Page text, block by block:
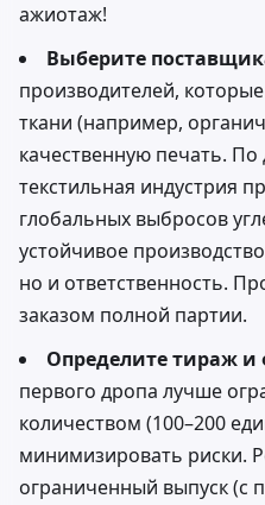
ажиотаж!
Выберите
производителей,
ткани (например,
качественную печать. По
текстильная индустрия
глобальных выбросов
устойчивое
но и ответственность.
заказом полной партии.
Определите тираж и
первого дропа лучше
количеством (100–200
минимизировать риски.
ограниченный выпуск (с